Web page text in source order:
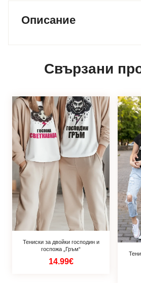
Описание
Свързани
Тениски за двойки господин и
госпожа „Гръм“
14.99€